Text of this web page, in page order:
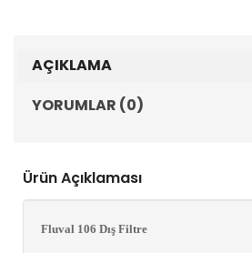
AÇIKLAMA
YORUMLAR (0)
Ürün Açıklaması
Fluval 106 Dış Filtre